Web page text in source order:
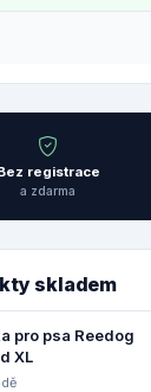
registrace
a zdarma
skladem
pro psa Reedog
XL